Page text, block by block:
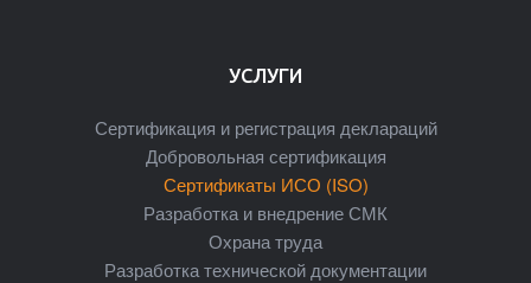
УСЛУГИ
Сертификация и регистрация деклараций
Добровольная сертификация
Сертификаты ИСО (ISO)
Разработка и внедрение СМК
Охрана труда
Разработка технической документации